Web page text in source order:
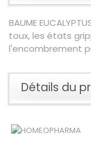
BAUME
toux, les états
l'encombrement
Détails du